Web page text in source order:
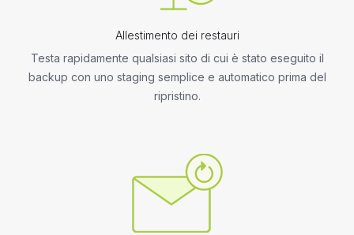
Allestimento dei restauri
Testa rapidamente qualsiasi sito di cui è stato eseguito il
backup con uno staging semplice e automatico prima del
ripristino.